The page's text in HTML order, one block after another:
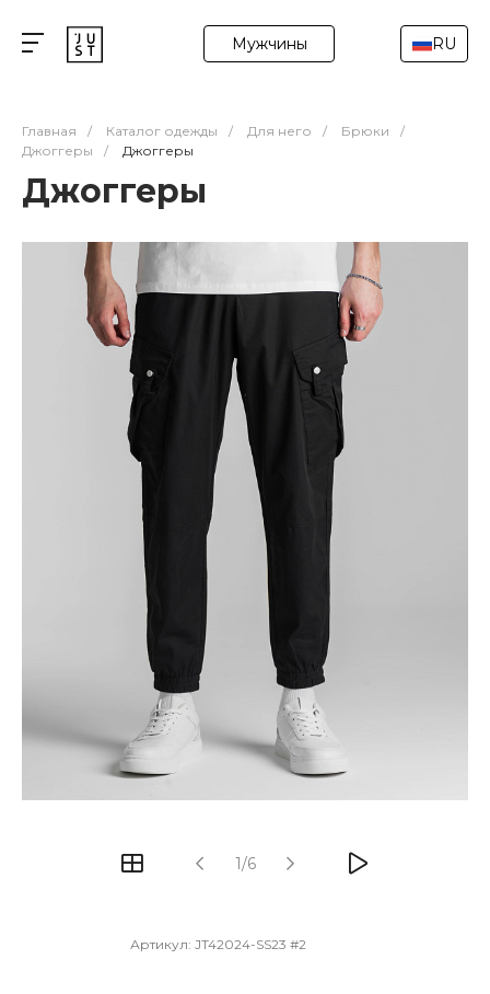
Мужчины RU
Главная / Каталог одежды / Для него / Брюки
/
Джоггеры
/ Джоггеры
Джоггеры
1/6
Артикул: JT42024-SS23 #2